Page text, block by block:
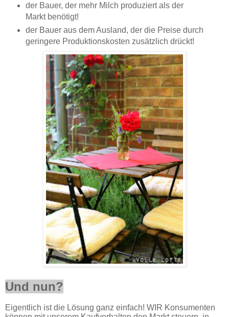
der Bauer, der mehr Milch produziert als der
Markt benötigt!
der Bauer aus dem Ausland, der die Preise durch
geringere Produktionskosten zusätzlich drückt!
Und nun?
Eigentlich ist die Lösung ganz einfach! WIR Konsumenten